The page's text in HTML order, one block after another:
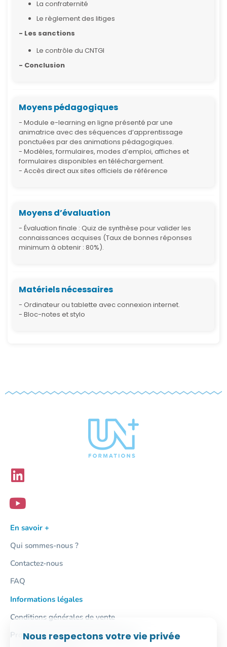
La confraternité
Le règlement des litiges
- Les sanctions
Le contrôle du CNTGI
- Conclusion
Moyens pédagogiques
- Module e-learning en ligne présenté par une
animatrice avec des séquences d’apprentissage
ponctuées par des animations pédagogiques.
- Modèles, formulaires, modes d’emploi, affiches et
formulaires disponibles en téléchargement.
- Accès direct aux sites officiels de référence
Moyens d’évaluation
- Évaluation finale : Quiz de synthèse pour valider les
connaissances acquises (Taux de bonnes réponses
minimum à obtenir : 80%).
Matériels nécessaires
- Ordinateur ou tablette avec connexion internet.
- Bloc-notes et stylo
En savoir +
Qui sommes-nous ?
Contactez-nous
FAQ
Informations légales
Conditions générales de vente
Protection des données personnelles
Nous respectons votre vie privée